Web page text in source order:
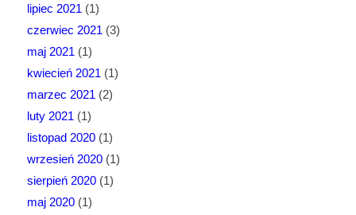
lipiec 2021 (1)
czerwiec 2021 (3)
maj 2021 (1)
kwiecień 2021 (1)
marzec 2021 (2)
luty 2021 (1)
listopad 2020(1)
wrzesień 2020(1)
sierpień 2020(1)
maj 2020(1)